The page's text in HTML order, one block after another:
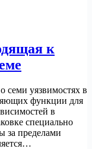
к
семи уязвимостях в
функции для
в
специально
за пределами